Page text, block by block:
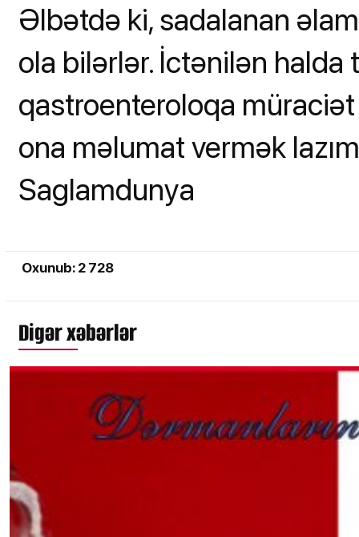
Əlbətdə ki, sadalanan
ola bilərlər. İctənilən halda
qastroenteroloqa
ona məlumat vermək
Saglamdunya
Oxunub: 2 728
Digər xəbərlər